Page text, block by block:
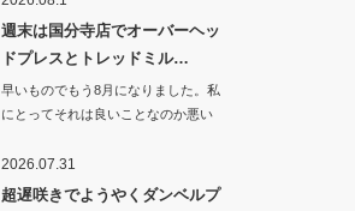
週末は国分寺店でオーバーヘッ
ドプレスとトレッドミル…
早いものでもう8月になりました。私
にとってそれは良いことなのか悪い
2026.07.31
超遅咲きでようやくダンベルプ